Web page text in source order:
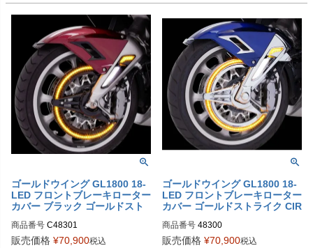
ゴールドウイング GL1800 18-
LED フロントブレーキローター
カバー ブラック ゴールドスト
商品番号 C48301
販売価格 ¥70,900税込
ゴールドウイング GL1800 18-
LED フロントブレーキローター
カバー ゴールドストライク CIR
商品番号
販売価格 ¥70,900税込